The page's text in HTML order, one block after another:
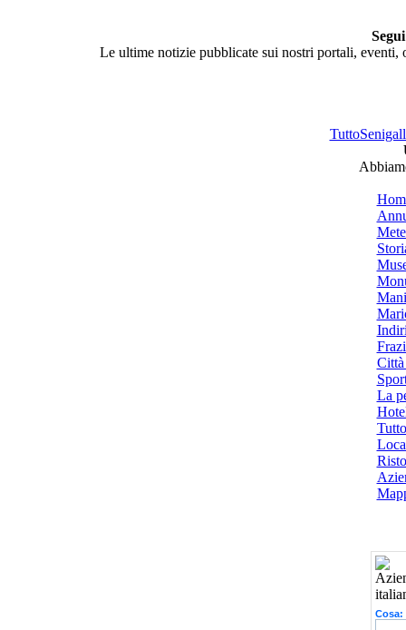
Le ultime notizie pubblicate sui nostri portali,
Città
La
Cosa: